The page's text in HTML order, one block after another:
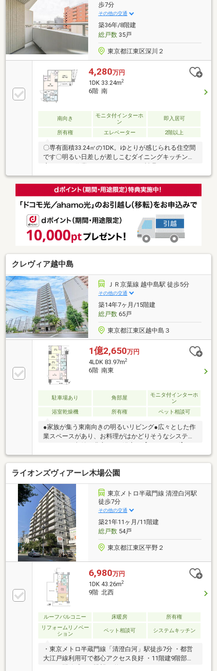
期低金利50年ローン!◆提携銀行多数、住宅ローンご相
談下さい!◆車でまとめてご案内!自宅まで送迎も可!◆
年中無休!即日対応させていただきます!◆5000円QUO
プレゼントキャンペーン♪
歩7分
その他の交通
築36年/8階建
総戸数35戸
東京都江東区深川２
4,280万円
1DK 33.24m2
6階 南
南向き
モニタ付インターホ
ン
即入居可
所有権 エレベーター 2階以上
〇専有面積33.24㎡の1DK。ゆとりが感じられる住空間
です〇明るい日差しが差しこむダイニングキッチン〇
広々とした作業スペースがあり、お料理がはかどりそ
うなキッチン！収納スペースも豊富です〇トイレには
窓付き。湿気を逃がしやすいため、清潔に保ちやすい
ですね〇追い焚き付きの浴室。湯量・温度がワンタッ
チで調節できます〇各部屋に収納有り！荷物の収納に
東西線・都営大江戸線「門前仲町」駅まで徒歩7分●ス
ーパー（赤札堂深川店）まで約510m※総戸数内訳：住
戸29戸、店舗・事務所5戸、管理事務室1戸
クレヴィア越中島
ＪＲ京葉線 越中島駅 徒歩5分
その他の交通
築14年7ヶ月/15階建
総戸数65戸
東京都江東区越中島３
1億2,650万円
4LDK 83.97m2
6階 南東
駐車場あり 角部屋
モニタ付インターホ
ン
浴室乾燥機
所有権 ペット相談可
●家族が集う東南向きの明るいリビング●広々とした作
業スペースがあり、お料理がはかどりそうなシステム
キッチン。収納も豊富です●浴室は【1620サイズ】●ト
イレの上部には収納付●各居室に収納有り！●角部屋の
ため窓が多く、外の光を多く取り込める明るいお部屋
です。●都会の景色を望める眺望良好のお部屋●ＴＶモ
ニタ付インターホン有〇平成２４年２月築。新耐震基
準のマンション〇不在時にも荷物が受け取れる宅配
BOX付〇２４時間ゴミ出し可能〇ペット可（※飼育細
則有）〇管理体制良好〇越中島小学校（約130ｍ）は
徒歩2分■サービスバルコニー面積2.64㎡■アルコーブ
面積3.63㎡
ライオンズヴィアーレ木場公園
東京メトロ半蔵門線 清澄白河駅
徒歩7分
その他の交通
築21年11ヶ月/11階建
総戸数54戸
東京都江東区平野２
6,980万円
1DK 43.26m2
9階 北西
ルーフバルコニー 床暖房
所有権
リフォームリノベー
ション
ペット相談可 システムキッチン
・東京メトロ半蔵門線「清澄白河」駅徒歩7分 ・都営
大江戸線利用可で都心アクセス良好 ・11階建9階部分
のため開放感ある眺望 ・約31.23㎡のルーフバルコニ